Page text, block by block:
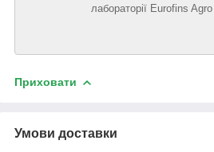
лабораторії Eurofins Agro
Приховати
Умови доставки